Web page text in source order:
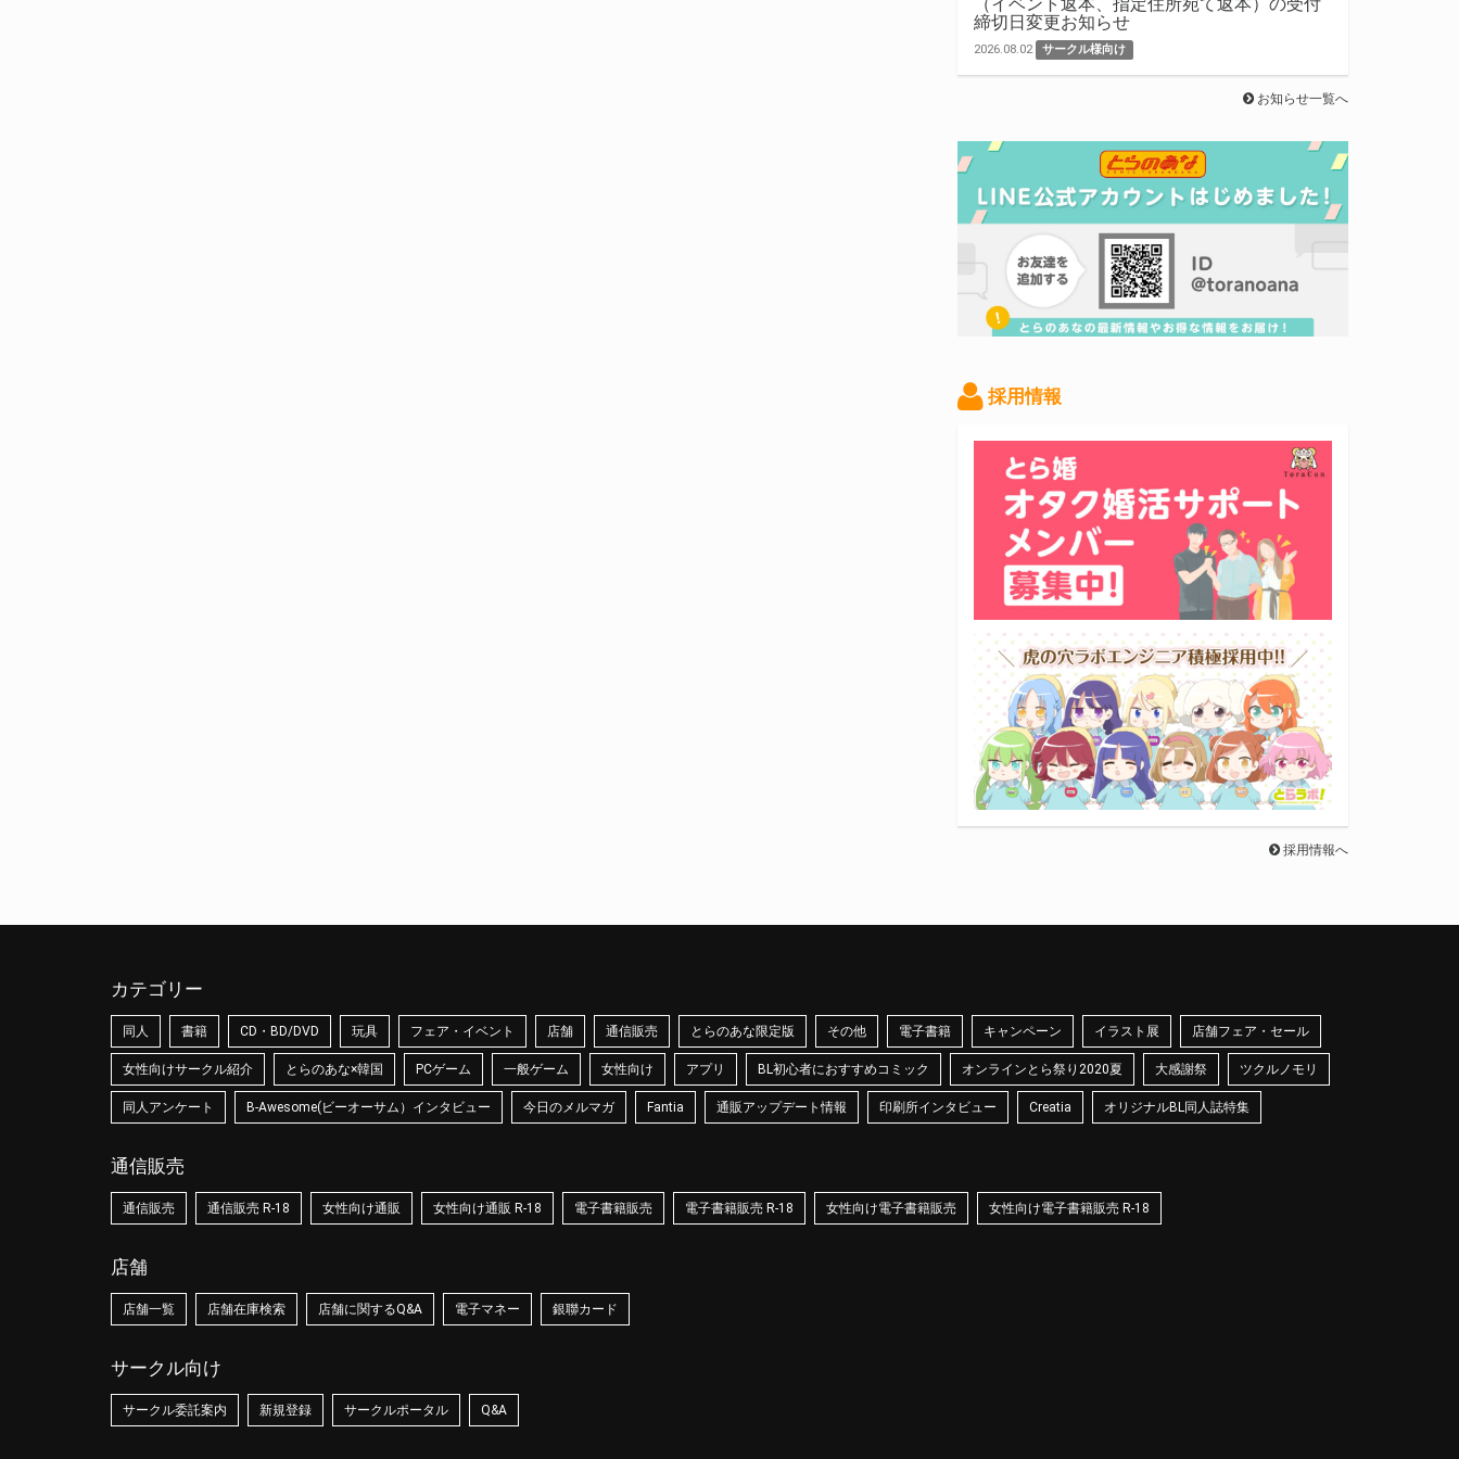
締切日変更お知らせ
2026.08.02 サークル様向け
お知らせ一覧へ
採用情報
採用情報へ
カテゴリー
同人 書籍 CD・BD/DVD 玩具 フェア・イベント 店舗 通信販売 とらのあな限定版 その他 電子書籍 キャンペーン イラスト展 店舗フェア・セール
女性向けサークル紹介 とらのあな×韓国 PCゲーム 一般ゲーム 女性向け アプリ BL初心者におすすめコミック オンラインとら祭り2020夏 大感謝祭 ツクルノモリ
同人アンケート B-Awesome(ビーオーサム）インタビュー 今日のメルマガ Fantia 通販アップデート情報 印刷所インタビュー Creatia オリジナルBL同人誌特集
通信販売
通信販売 通信販売 R-18 女性向け通販 女性向け通販 R-18 電子書籍販売 電子書籍販売 R-18 女性向け電子書籍販売 女性向け電子書籍販売 R-18
店舗
店舗一覧 店舗在庫検索 店舗に関するQ&A 電子マネー 銀聯カード
サークル向け
サークル委託案内 新規登録 サークルポータル Q&A